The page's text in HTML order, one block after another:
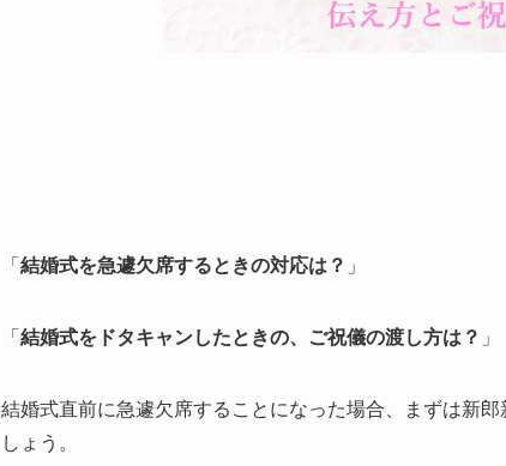
「 結婚式を急遽欠席するときの対応は？ 」
「 結婚式をドタキャンしたときの、 ご祝儀の渡し方は？ 」
結婚式直前に急遽欠席することになった場合、まずは新
しょう。